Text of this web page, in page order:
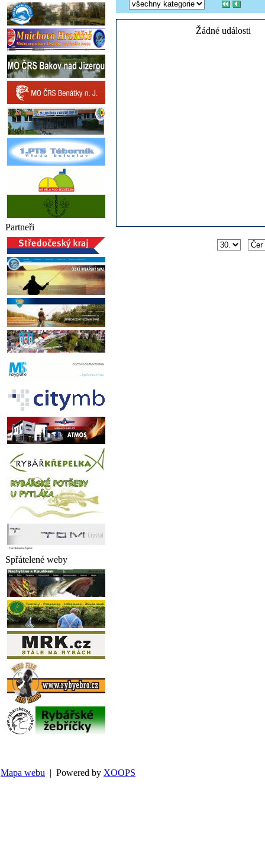
Partneři
Spřátelené weby
Žádné události
Mapa webu | Powered by XOOPS